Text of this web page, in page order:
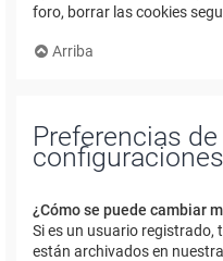
foro, borrar las cookies
Arriba
Preferencias
configuraciones
¿Cómo se puede cambiar
Si es un usuario
están archivados en